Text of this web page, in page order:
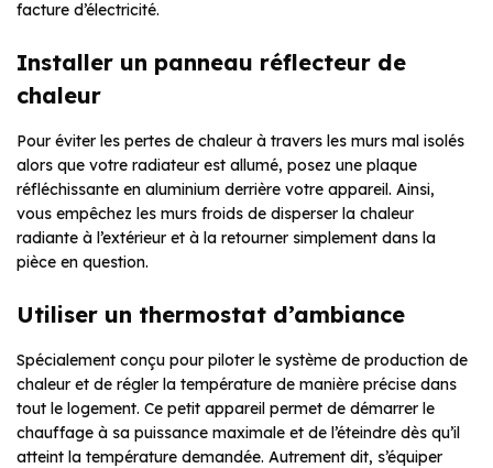
facture d’électricité.
Installer un panneau réflecteur de
chaleur
Pour éviter les pertes de chaleur à travers les murs mal isolés
alors que votre radiateur est allumé, posez une plaque
réfléchissante en aluminium derrière votre appareil. Ainsi,
vous empêchez les murs froids de disperser la chaleur
radiante à l’extérieur et à la retourner simplement dans la
pièce en question.
Utiliser un thermostat d’ambiance
Spécialement conçu pour piloter le système de production de
chaleur et de régler la température de manière précise dans
tout le logement. Ce petit appareil permet de démarrer le
chauffage à sa puissance maximale et de l’éteindre dès qu’il
atteint la température demandée. Autrement dit, s’équiper